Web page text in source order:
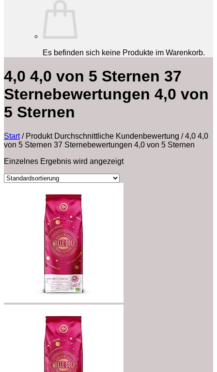
Es befinden sich keine Produkte im Warenkorb.
4,0 4,0 von 5 Sternen 37
Sternebewertungen 4,0 von
5 Sternen
Start /Produkt Durchschnittliche Kundenbewertung /4,0 4,0
von 5 Sternen 37 Sternebewertungen 4,0 von 5 Sternen
Einzelnes Ergebnis wird angezeigt